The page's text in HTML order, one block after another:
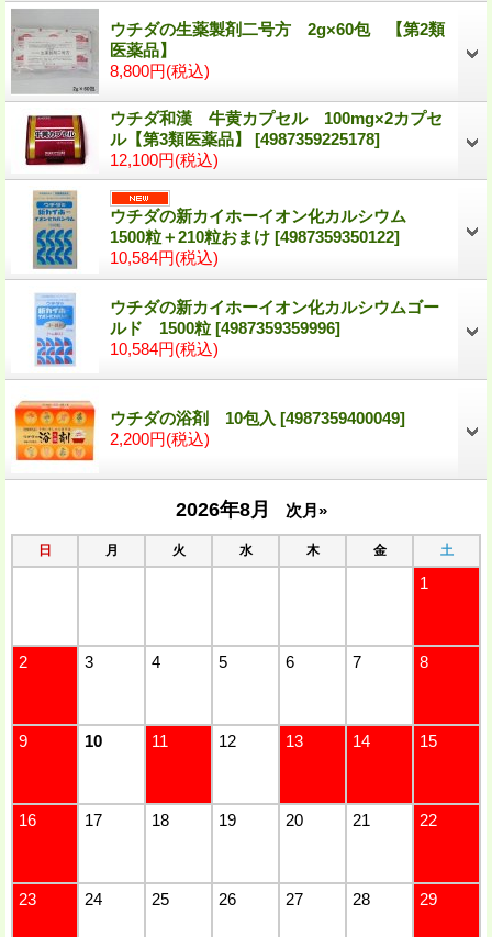
ウチダの生薬製剤二号方 2g×60包 【第2類
医薬品】
8,800円(税込)
ウチダ和漢 牛黄カプセル 100mg×2カプセ
ル【第3類医薬品】 [4987359225178]
12,100円(税込)
ウチダの新カイホーイオン化カルシウム
1500粒＋210粒おまけ [4987359350122]
10,584円(税込)
ウチダの新カイホーイオン化カルシウムゴー
ルド 1500粒 [4987359359996]
10,584円(税込)
ウチダの浴剤 10包入 [4987359400049]
2,200円(税込)
2026年8月 次月»
日 月 火 水 木 金 土
1
2 3 4 5 6 7 8
9 10 11 12 13 14 15
16 17 18 19 20 21 22
23 24 25 26 27 28 29